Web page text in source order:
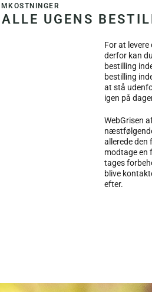
UGENS
For at
derfor kan
bestilling
bestilling
at stå
igen på
WebGrisen
allerede den
modtage en
tages
blive
efter.